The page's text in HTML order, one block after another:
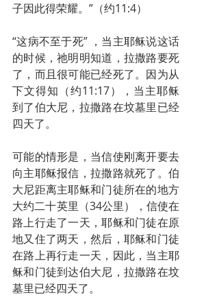
子因此得荣耀。”（约11:4）
“这病不至于死” ，当主耶稣说这话
的时候，祂明明知道，拉撒路要死
了，而且很可能已经死了。因为从
下文得知（约11:17），当主耶稣
到了伯大尼，拉撒路在坟墓里已经
四天了。
可能的情形是，当信使刚离开要去
向主耶稣报信，拉撒路就死了。伯
大尼距离主耶稣和门徒所在的地方
大约二十英里（34公里），信使在
路上行走了一天，耶稣和门徒在原
地又住了两天，然后，耶稣和门徒
在路上再行走一天，因此，当主耶
稣和门徒到达伯大尼，拉撒路在坟
墓里已经四天了。